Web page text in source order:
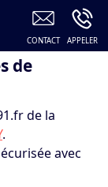
de
de la
.
avec